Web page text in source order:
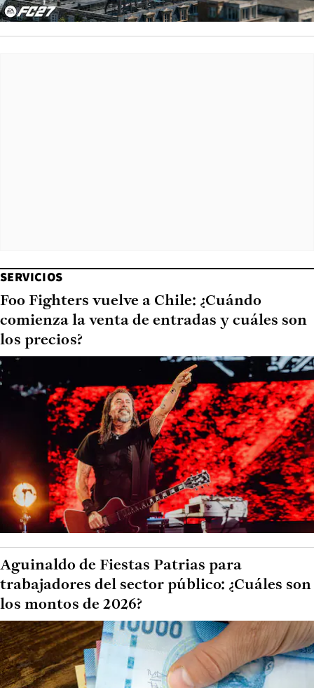
SERVICIOS
Foo Fighters vuelve a Chile: ¿Cuándo
comienza la venta de entradas y cuáles son
los precios?
Aguinaldo de Fiestas Patrias para
trabajadores del sector público: ¿Cuáles son
los montos de 2026?